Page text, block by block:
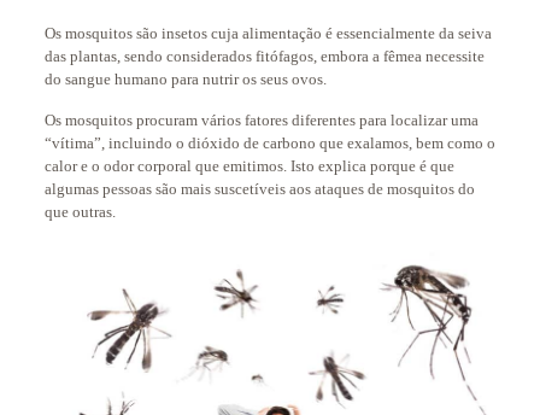
Os mosquitos são insetos cuja alimentação é essencialmente da seiva
das plantas, sendo considerados fitófagos, embora a fêmea necessite
do sangue humano para nutrir os seus ovos.
Os mosquitos procuram vários fatores diferentes para localizar uma
“vítima”, incluindo o dióxido de carbono que exalamos, bem como o
calor e o odor corporal que emitimos. Isto explica porque é que
algumas pessoas são mais suscetíveis aos ataques de mosquitos do
que outras.